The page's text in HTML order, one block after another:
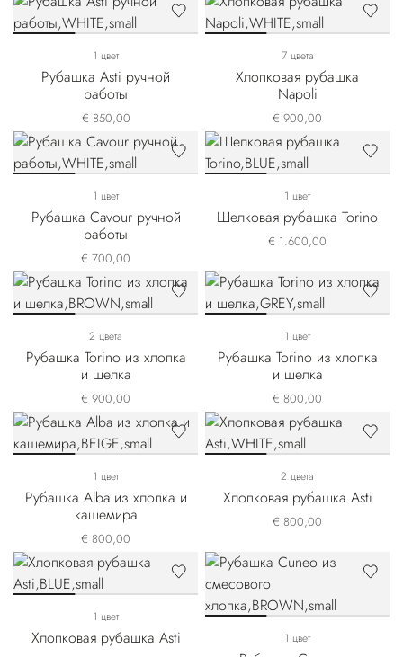
1 цвет
Рубашка Asti ручной
работы
€ 850,00
7 цвета
Хлопковая рубашка
Napoli
€ 900,00
1 цвет
Рубашка Cavour ручной
работы
€ 700,00
1 цвет
Шелковая рубашка Torino
€ 1.600,00
2 цвета
Рубашка Torino из хлопка
и шелка
€ 900,00
1 цвет
Рубашка Torino из хлопка
и шелка
€ 800,00
1 цвет
Рубашка Alba из хлопка и
кашемира
€ 800,00
2 цвета
Хлопковая рубашка Asti
€ 800,00
1 цвет
Хлопковая рубашка Asti 1 цвет